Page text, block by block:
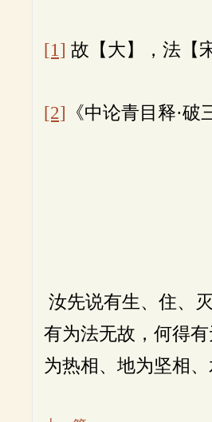
[1] 故【大】，法【
[2] 《中论青目释·破
汝先说有生、住、
有为法无故，何得
为热相、地为坚相